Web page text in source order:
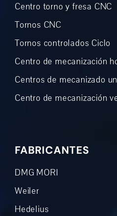
Centro torno y fresa CNC
Tornos CNC
Tornos controlados Ciclo
Centro de mecanización
Centros de mecanizado
Centro de mecanización
FABRICANTES
DMG MORI
Weiler
Hedelius